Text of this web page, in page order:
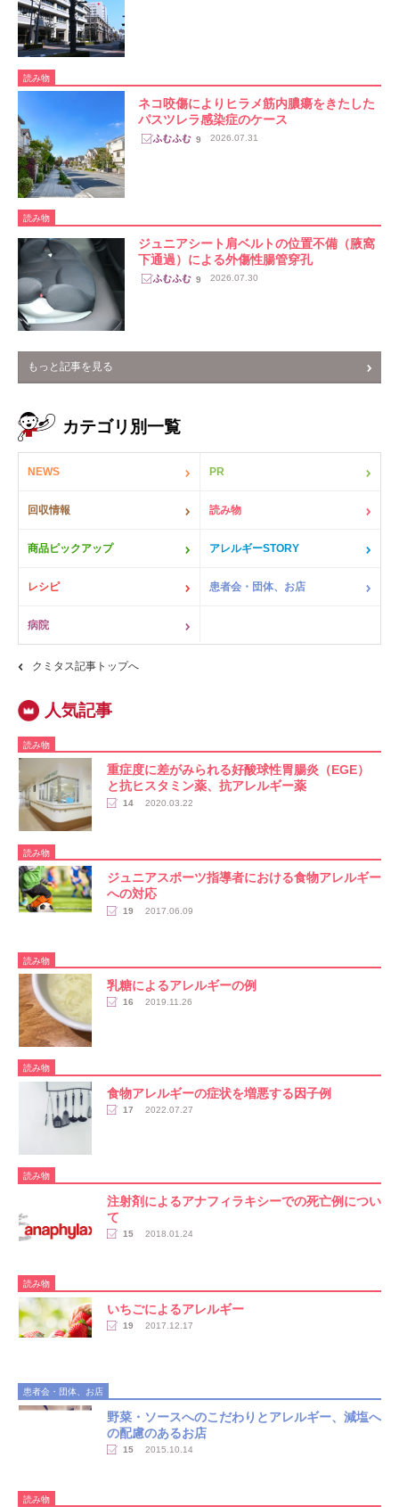
読み物
ネコ咬傷によりヒラメ筋内膿瘍をきたした
パスツレラ感染症のケース
9 2026.07.31
読み物
ジュニアシート肩ベルトの位置不備（腋窩
下通過）による外傷性腸管穿孔
9 2026.07.30
もっと記事を見る
カテゴリ別一覧
NEWS PR
回収情報 読み物
商品ピックアップ アレルギーSTORY
レシピ 患者会・団体、お店
病院
クミタス記事トップへ
読み物
重症度に差がみられる好酸球性胃腸炎（EGE）
と抗ヒスタミン薬、抗アレルギー薬
14 2020.03.22
読み物
ジュニアスポーツ指導者における食物アレルギー
への対応
19 2017.06.09
読み物
乳糖によるアレルギーの例
16 2019.11.26
読み物
食物アレルギーの症状を増悪する因子例
17 2022.07.27
読み物
注射剤によるアナフィラキシーでの死亡例につい
て
15 2018.01.24
読み物
いちごによるアレルギー
19 2017.12.17
患者会・団体、お店
野菜・ソースへのこだわりとアレルギー、減塩へ
の配慮のあるお店
15 2015.10.14
読み物